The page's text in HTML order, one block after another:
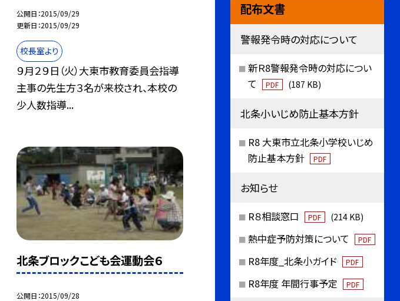
公開日 2015/09/29
更新日 2015/09/29
校長室より
９月２９日（火）大東市教育委員会指導
主事の先生方３名が来校され、本校の
少人数指導...
北条ブロックこども会運動会６
公開日 2015/09/28
配布文書
警報発令時の対応について
新Ｒ8警報発令時の対応につい
て
PDF (187 KB)
北条小いじめ防止基本方針
R8 大東市立北条小学校いじめ
防止基本方針
PDF
お知らせ
R８相談窓口 PDF (214 KB)
熱中症予防対策について PDF
R8年度_北条小ガイド PDF
R8年度 年間行事予定 PDF